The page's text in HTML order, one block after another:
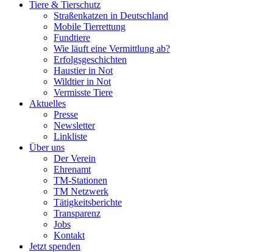
Tiere & Tierschutz
Straßenkatzen in Deutschland
Mobile Tierrettung
Fundtiere
Wie läuft eine Vermittlung ab?
Erfolgsgeschichten
Haustier in Not
Wildtier in Not
Vermisste Tiere
Aktuelles
Presse
Newsletter
Linkliste
Über uns
Der Verein
Ehrenamt
TM-Stationen
TM Netzwerk
Tätigkeitsberichte
Transparenz
Jobs
Kontakt
Jetzt spenden